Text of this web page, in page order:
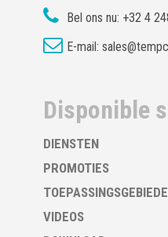
Bel ons nu: +32 4
E-mail:
Disponible
DIENSTEN
PROMOTIES
VIDEOS